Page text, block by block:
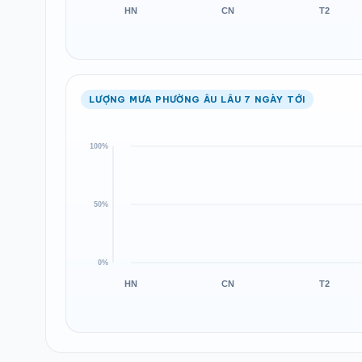
LƯỢNG MƯA PHƯỜNG ÂU LÂU 7 NGÀY TỚI